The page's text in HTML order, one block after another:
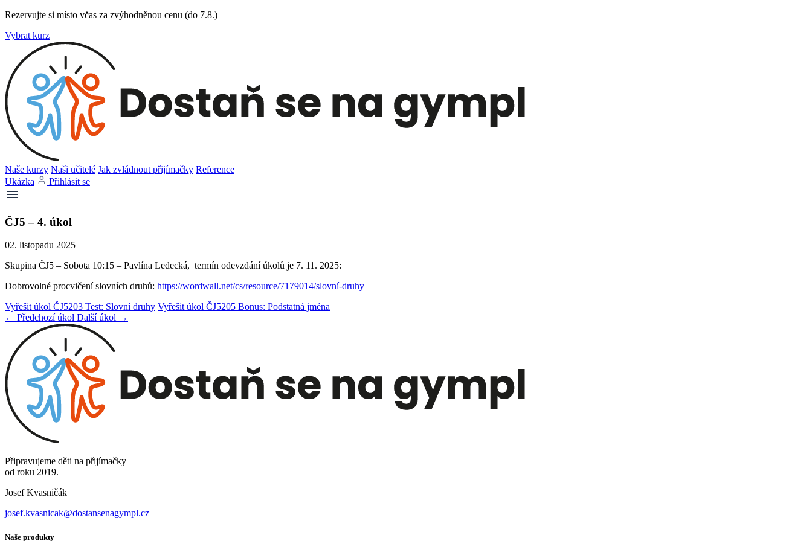
Rezervujte si místo včas za zvýhodněnou cenu (do 7.8.)
Vybrat kurz
Naše kurzy Naši učitelé Jak zvládnout přijímačky Reference
Ukázka
Přihlásit se
ČJ5 – 4. úkol
02. listopadu 2025
Skupina ČJ5 – Sobota 10:15 – Pavlína Ledecká, termín odevzdání úkolů je 7. 11. 2025:
Dobrovolné procvičení slovních druhů: https://wordwall.net/cs/resource/7179014/slovní-druhy
Vyřešit úkol ČJ5203 Test: Slovní druhy Vyřešit úkol ČJ5205 Bonus: Podstatná jména
← Předchozí úkol Další úkol →
Připravujeme děti na přijímačky
od roku 2019.
Josef Kvasničák
josef.kvasnicak@dostansenagympl.cz
Naše produkty